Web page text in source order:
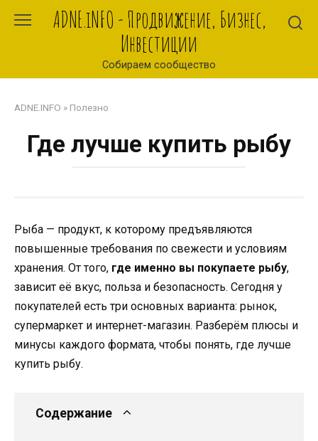
ADNE.iNFO - Продвижение, Бизнес,
Инвестиции
Собираем сообщество
ADNE.INFO » Полезно
Где лучше купить рыбу
Рыба — продукт, к которому предъявляются
повышенные требования по свежести и условиям
хранения. От того, где именно вы покупаете рыбу,
зависит её вкус, польза и безопасность. Сегодня у
покупателей есть три основных варианта: рынок,
супермаркет и интернет-магазин. Разберём плюсы и
минусы каждого формата, чтобы понять, где лучше
купить рыбу.
Содержание